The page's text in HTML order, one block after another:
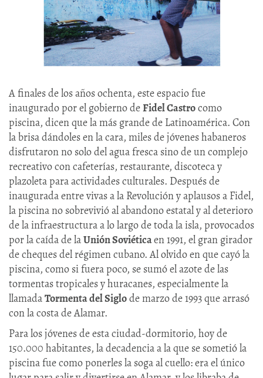
A finales de los años ochenta, este espacio fue
inaugurado por el gobierno deFidel Castrocomo
piscina, dicen que la más grande de Latinoamérica. Con
la brisa dándoles en la cara, miles de jóvenes habaneros
disfrutaron no solo del agua fresca sino de un complejo
recreativo con cafeterías, restaurante, discoteca y
plazoleta para actividades culturales. Después de
inaugurada entre vivas a la Revolución y aplausos a Fidel,
la piscina no sobrevivió al abandono estatal y al deterioro
de la infraestructura a lo largo de toda la isla, provocados
por la caída de laUnión Soviéticaen 1991, el gran girador
de cheques del régimen cubano. Al olvido en que cayó la
piscina, como si fuera poco, se sumó el azote de las
tormentas tropicales y huracanes, especialmente la
llamadaTormenta del Siglode marzo de 1993 que arrasó
con la costa de Alamar.
Para los jóvenes de esta ciudad-dormitorio, hoy de
150.000 habitantes, la decadencia a la que se sometió la
piscina fue como ponerles la soga al cuello: era el único